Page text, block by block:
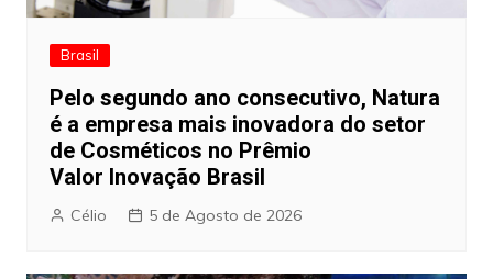
Brasil
Pelo segundo ano consecutivo, Natura
é a empresa mais inovadora do setor
de Cosméticos no Prêmio
Valor Inovação Brasil
Célio 5 de Agosto de 2026